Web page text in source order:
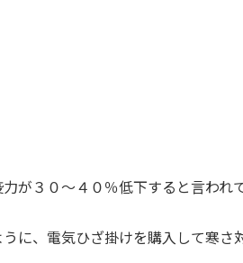
予防治療・メンテ
歯周病治療
が３０～４０％低下すると言われ
に、電気ひざ掛けを購入して寒さ